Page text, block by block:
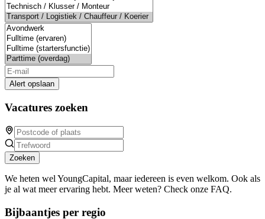
Alert opslaan
Vacatures zoeken
Zoeken
We heten wel YoungCapital, maar iedereen is even welkom. Ook als
je al wat meer ervaring hebt. Meer weten? Check onze FAQ.
Bijbaantjes per regio